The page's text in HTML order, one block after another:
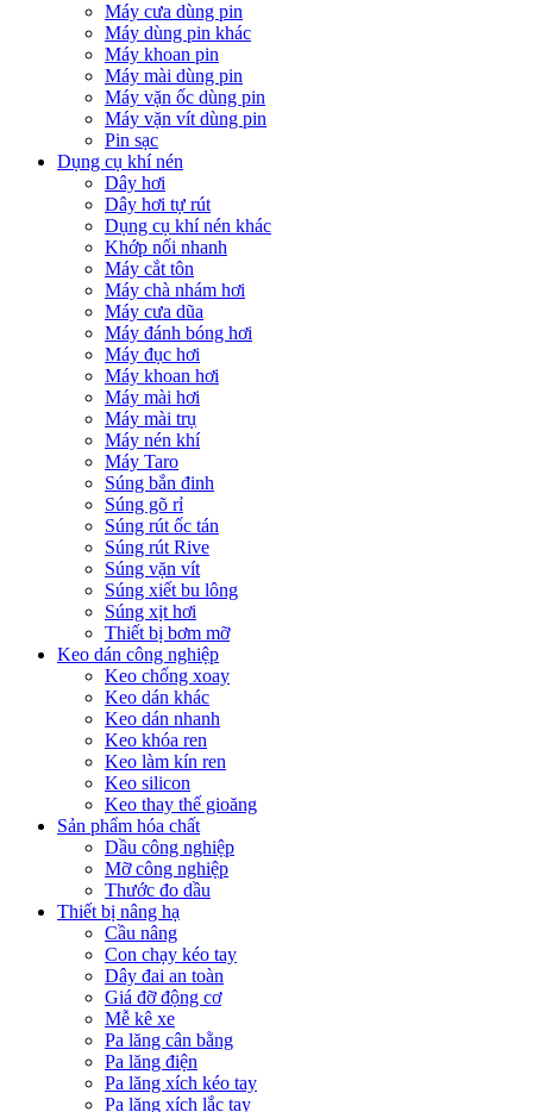
Máy cưa dùng pin
Máy dùng pin khác
Máy khoan pin
Máy mài dùng pin
Máy vặn ốc dùng pin
Máy vặn vít dùng pin
Pin sạc
Dụng cụ khí nén
Dây hơi
Dây hơi tự rút
Dụng cụ khí nén khác
Khớp nối nhanh
Máy cắt tôn
Máy chà nhám hơi
Máy cưa dũa
Máy đánh bóng hơi
Máy đục hơi
Máy khoan hơi
Máy mài hơi
Máy mài trụ
Máy nén khí
Máy Taro
Súng bắn đinh
Súng gõ rỉ
Súng rút ốc tán
Súng rút Rive
Súng vặn vít
Súng xiết bu lông
Súng xịt hơi
Thiết bị bơm mỡ
Keo dán công nghiệp
Keo chống xoay
Keo dán khác
Keo dán nhanh
Keo khóa ren
Keo làm kín ren
Keo silicon
Keo thay thế gioăng
Sản phẩm hóa chất
Dầu công nghiệp
Mỡ công nghiệp
Thước đo dầu
Thiết bị nâng hạ
Cầu nâng
Con chạy kéo tay
Dây đai an toàn
Giá đỡ động cơ
Mễ kê xe
Pa lăng cân bằng
Pa lăng điện
Pa lăng xích kéo tay
Pa lăng xích lắc tay